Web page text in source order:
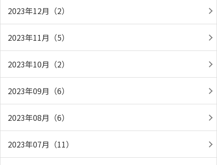
2023年12月（2）
2023年11月（5）
2023年10月（2）
2023年09月（6）
2023年08月（6）
2023年07月（11）